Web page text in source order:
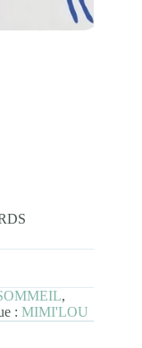
,
: MIMI'LOU